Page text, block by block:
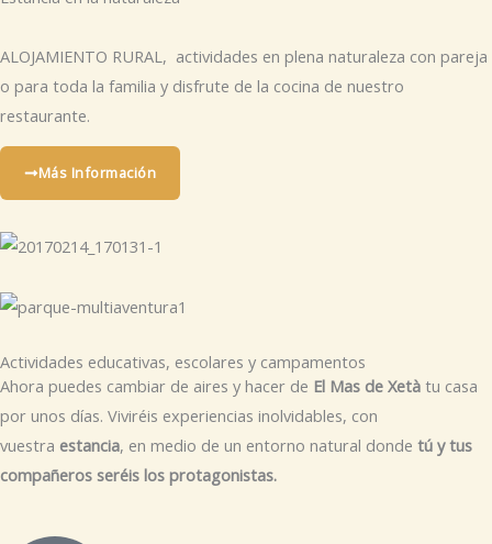
ALOJAMIENTO RURAL, actividades en plena naturaleza con pareja
o para toda la familia y disfrute de la cocina de nuestro
restaurante.
Más Información
Actividades educativas, escolares y campamentos
Ahora puedes cambiar de aires y hacer de El Mas de Xetà tu casa
por unos días. Viviréis experiencias inolvidables, con
vuestra estancia, en medio de un entorno natural donde tú y tus
compañeros seréis los protagonistas.